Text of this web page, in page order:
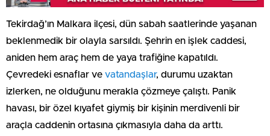
Tekirdağ’ın Malkara ilçesi, dün sabah saatlerinde yaşanan
beklenmedik bir olayla sarsıldı. Şehrin en işlek caddesi,
aniden hem araç hem de yaya trafiğine kapatıldı.
Çevredeki esnaflar ve vatandaşlar, durumu uzaktan
izlerken, ne olduğunu merakla çözmeye çalıştı. Panik
havası, bir özel kıyafet giymiş bir kişinin merdivenli bir
araçla caddenin ortasına çıkmasıyla daha da arttı.